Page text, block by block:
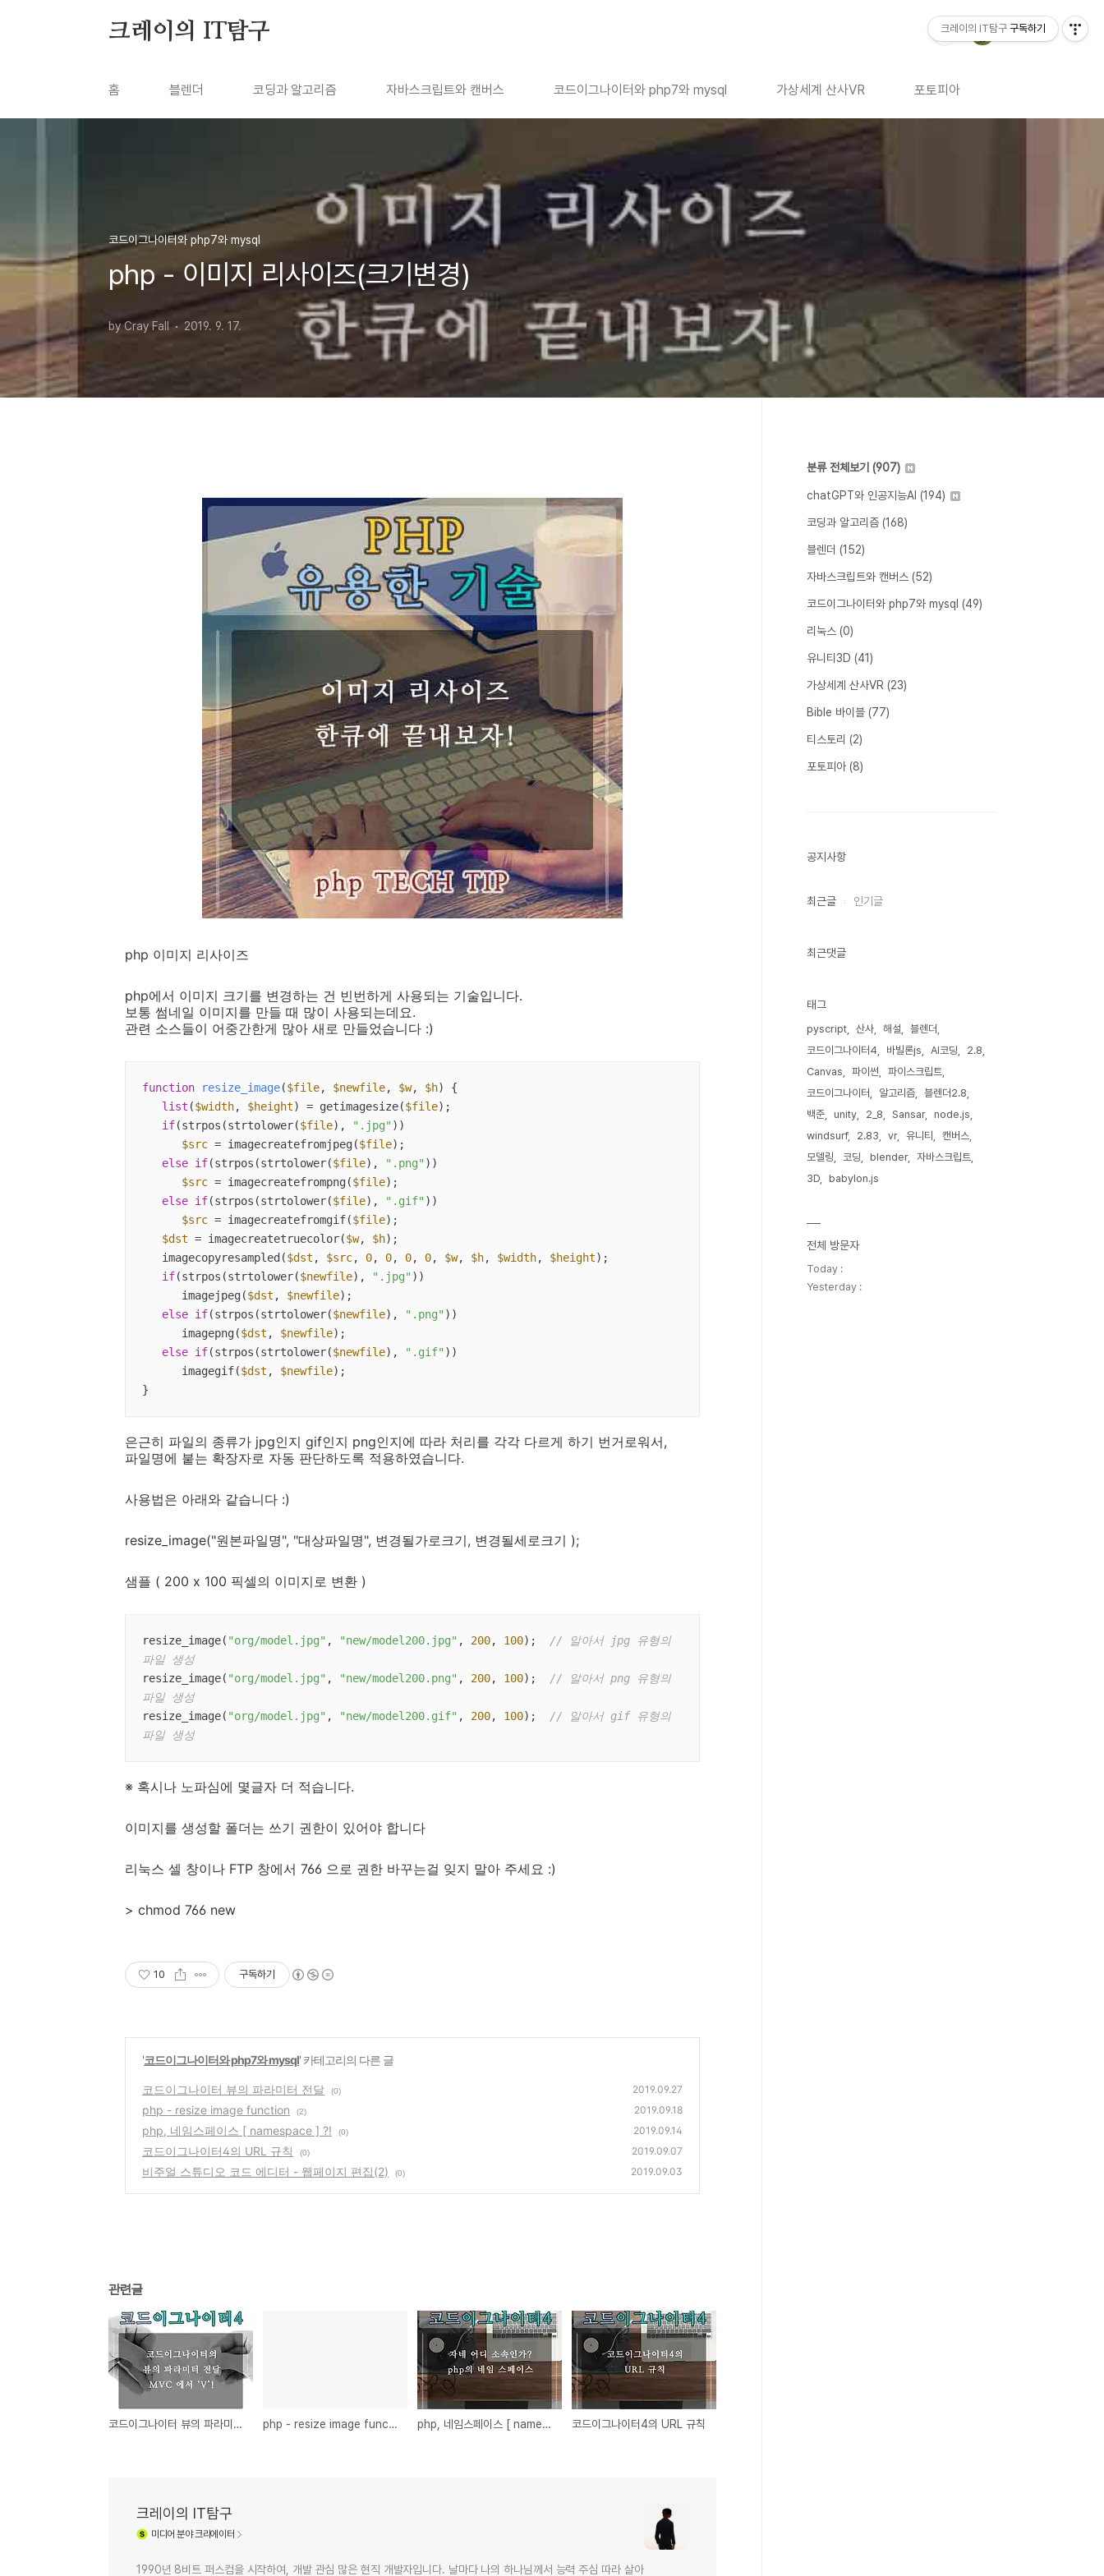
크레이의 IT탐구
홈 블렌더 코딩과 알고리즘 자바스크립트와 캔버스 코드이그나이터와 php7와 mysql 가상세계 산사VR 포토피아
코드이그나이터와 php7와 mysql
php - 이미지 리사이즈(크기변경)
by Cray Fall 2019. 9. 17.
php 이미지 리사이즈
php에서 이미지 크기를 변경하는 건 빈번하게 사용되는 기술입니다.
보통 썸네일 이미지를 만들 때 많이 사용되는데요.
관련 소스들이 어중간한게 많아 새로 만들었습니다 :)
function resize_image($file, $newfile, $w, $h) {
list ($width, $height) = getimagesize($file);
if(strpos(strtolower($file), ".jpg" ))
$src = imagecreatefromjpeg($file);
else if(strpos(strtolower($file), ".png" ))
$src = imagecreatefrompng($file);
else if(strpos(strtolower($file), ".gif" ))
$src = imagecreatefromgif($file);
$dst = imagecreatetruecolor($w, $h);
   imagecopyresampled(
$dst , $src, 0, 0, 0, 0, $w, $h, $width, $height);
if(strpos(strtolower($newfile), ".jpg" ))
      imagejpeg(
$dst , $newfile);
else if(strpos(strtolower($newfile), ".png" ))
      imagepng(
$dst , $newfile);
else if(strpos(strtolower($newfile), ".gif" ))
      imagegif(
$dst , $newfile);
}
은근히 파일의 종류가 jpg인지 gif인지 png인지에 따라 처리를 각각 다르게 하기 번거로워서,
파일명에 붙는 확장자로 자동 판단하도록 적용하였습니다.
사용법은 아래와 같습니다 :)
resize_image("원본파일명", "대상파일명", 변경될가로크기, 변경될세로크기 );
샘플 ( 200 x 100 픽셀의 이미지로 변환 )
resize_image( "org/model.jpg" , "new/model200.jpg" , 200, 100);
// 알아서 jpg 유형의
파일 생성
resize_image( "org/model.jpg" , "new/model200.png" , 200, 100);
// 알아서 png 유형의
파일 생성
resize_image( "org/model.jpg" , "new/model200.gif" , 200, 100);
// 알아서 gif 유형의
파일 생성
※ 혹시나 노파심에 몇글자 더 적습니다.
이미지를 생성할 폴더는 쓰기 권한이 있어야 합니다
리눅스 셀 창이나 FTP 창에서 766 으로 권한 바꾸는걸 잊지 말아 주세요 :)
> chmod 766 new
10 구독하기
'코드이그나이터와 php7와 mysql' 카테고리의 다른 글
코드이그나이터 뷰의 파라미터 전달 (0) 2019.09.27
php - resize image function (2) 2019.09.18
php, 네임스페이스 [ namespace ] ?! (0) 2019.09.14
코드이그나이터4의 URL 규칙 (0) 2019.09.07
비주얼 스튜디오 코드 에디터 - 웹페이지 편집(2) (0) 2019.09.03
관련글
코드이그나이터 뷰의 파라미터 전달 php - resize image function php, 네임스페이스 [ namespace ] ?! 코드이그나이터4의 URL 규칙
크레이의 IT탐구
미디어 분야 크리에이터
1990년 8비트 퍼스컴을 시작하여, 개발 관심 많은 현직 개발자입니다. 날마다 나의 하나님께서 능력 주심 따라 살아
분류 전체보기 (907)
chatGPT와 인공지능AI (194)
코딩과 알고리즘 (168)
블렌더 (152)
자바스크립트와 캔버스 (52)
코드이그나이터와 php7와 mysql (49)
리눅스 (0)
유니티3D (41)
가상세계 산사VR (23)
Bible 바이블 (77)
티스토리 (2)
포토피아 (8)
공지사항
최근글 인기글
최근댓글
태그
pyscript 산사 해설
블렌더
코드이그나이터4
바빌론js AI코딩
2.8
Canvas
파이썬
파이스크립트
코드이그나이터
알고리즘
블렌더2.8
백준
unity 2_8 Sansar
node.js
windsurf
2.83 vr 유니티
캔버스
모델링
코딩 blender
자바스크립트
3D
babylon.js
전체 방문자
Today :
Yesterday :
크레이의 IT탐구 구독하기